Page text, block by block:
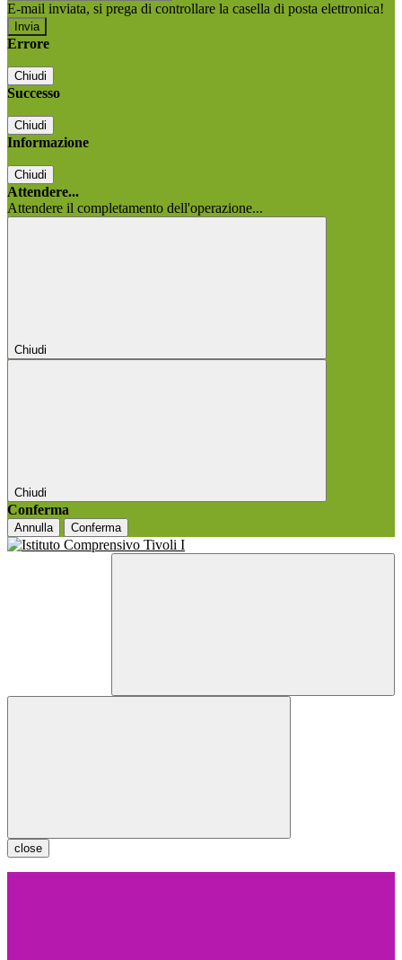
E-mail inviata, si prega di controllare la casella di posta elettronica!
Errore
Chiudi
Successo
Chiudi
Informazione
Chiudi
Attendere...
Attendere il completamento dell'operazione...
Chiudi
Chiudi
Conferma
Annulla Conferma
close